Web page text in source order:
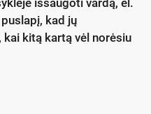
kad jų
kitą kartą vėl norėsiu